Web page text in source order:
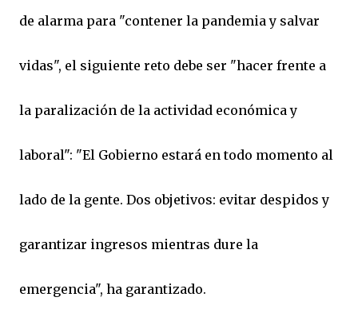
de alarma para "contener la pandemia y salvar
vidas", el siguiente reto debe ser "hacer frente a
la paralización de la actividad económica y
laboral": "El Gobierno estará en todo momento al
lado de la gente. Dos objetivos: evitar despidos y
garantizar ingresos mientras dure la
emergencia", ha garantizado.